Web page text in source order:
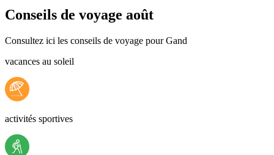
Conseils de voyage août
Consultez ici les conseils de voyage pour Gand
vacances au soleil
activités sportives